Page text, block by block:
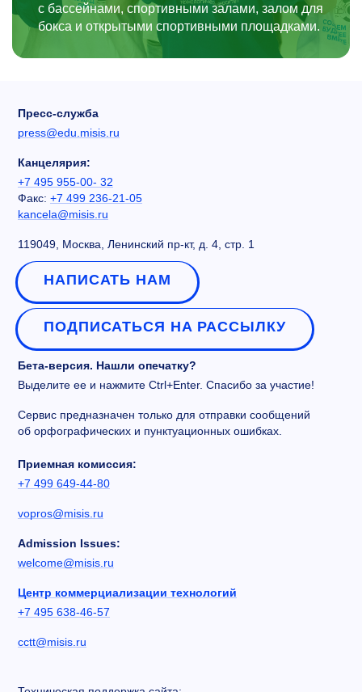
с бассейнами, спортивными залами, залом для
бокса и открытыми спортивными площадками.
Пресс-служба
press@edu.misis.ru
Канцелярия:
+7 495 955-00- 32
Факс: +7 499 236-21-05
kancela@misis.ru
119049, Москва, Ленинский пр-кт, д. 4, стр. 1
НАПИСАТЬ НАМ
ПОДПИСАТЬСЯ НА РАССЫЛКУ
Бета-версия. Нашли опечатку?
Выделите ее и нажмите Ctrl+Enter. Спасибо за участие!
Сервис предназначен только для отправки сообщений
об орфографических и пунктуационных ошибках.
Приемная комиссия:
+7 499 649-44-80
vopros@misis.ru
Admission Issues:
welcome@misis.ru
Центр коммерциализации технологий
+7 495 638-46-57
cctt@misis.ru